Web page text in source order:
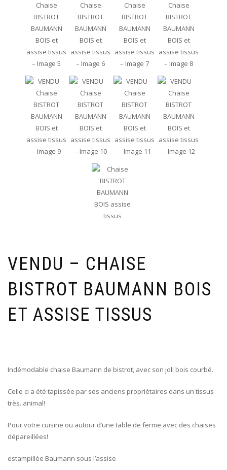
VENDU – CHAISE
BISTROT BAUMANN BOIS
ET ASSISE TISSUS
Indémodable chaise Baumann de bistrot, avec son joli bois courbé.
Celle ci a été tapissée par ses anciens propriétaires dans un tissus
très. animal!
Pour votre cuisine ou autour d’une table de ferme avec des chaises
dépareillées!
estampillée Baumann sous l’assise